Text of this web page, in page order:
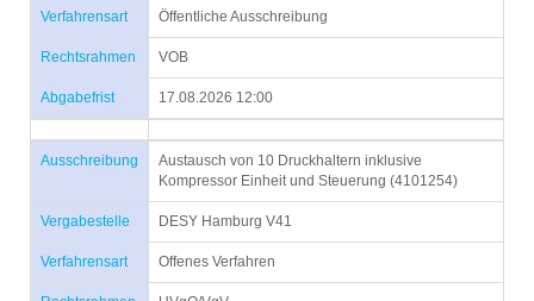
Verfahrensart Öffentliche Ausschreibung
Rechtsrahmen VOB
Abgabefrist 17.08.2026 12:00
Ausschreibung
Austausch von 10 Druckhaltern inklusive
Kompressor Einheit und Steuerung (4101254)
Vergabestelle DESY Hamburg V41
Verfahrensart Offenes Verfahren